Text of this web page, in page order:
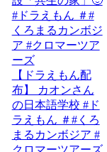
【ドラえもん配
布】 カオンさん
の日本語学校 #ド
ラえもん ＃#くろ
まるカンボジア #
クロマーツアーズ